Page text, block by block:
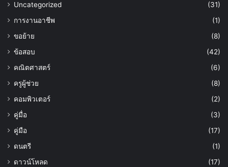
Uncategorized
(31)
การงานอาชีพ
(1)
ขอย้าย
(8)
ข้อสอบ
(42)
คณิตศาสตร์
(6)
ครูผู้ช่วย
(8)
คอมพิวเตอร์
(2)
คู่มื่อ
(3)
คู่มือ
(17)
ดนตรี
(1)
ดาวน์โหลด
(17)